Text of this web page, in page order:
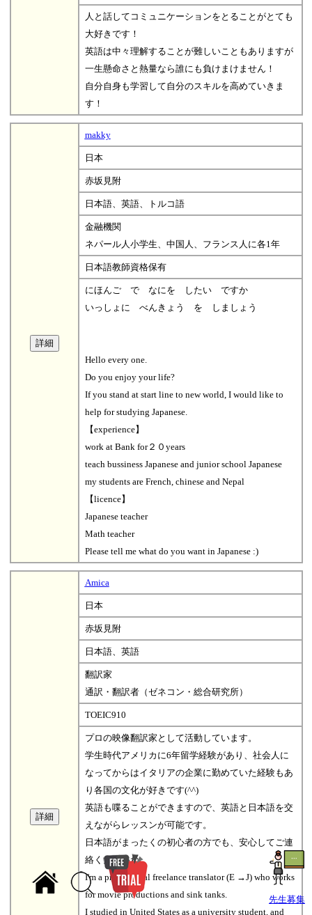
先生募集
人と話してコミュニケーションをとることがとても
大好きです！
英語は中々理解することが難しいこともありますが
一生懸命さと熱量なら誰にも負けまけません！
自分自身も学習して自分のスキルを高めていきま
す！
makky
日本
赤坂見附
日本語、英語、トルコ語
金融機関
ネパール人小学生、中国人、フランス人に各1年
日本語教師資格保有
にほんご で なにを したい ですか
いっしょに べんきょう を しましょう
Hello every one.
Do you enjoy your life?
If you stand at start line to new world, I would like to
help for studying Japanese.
【experience】
work at Bank for２０years
teach bussiness Japanese and junior school Japanese
my students are French, chinese and Nepal
【licence】
Japanese teacher
Math teacher
Please tell me what do you want in Japanese :)
Amica
日本
赤坂見附
日本語、英語
翻訳家
通訳・翻訳者（ゼネコン・総合研究所）
TOEIC910
プロの映像翻訳家として活動しています。
学生時代アメリカに6年留学経験があり、社会人に
なってからはイタリアの企業に勤めていた経験もあ
り各国の文化が好きです(^^)
英語も喋ることができますので、英語と日本語を交
えながらレッスンが可能です。
日本語がまったくの初心者の方でも、安心してご連
絡くださいね。
I'm a professional freelance translator (E →J) who works
for movie productions and sink tanks.
I studied in United States as a university student, and